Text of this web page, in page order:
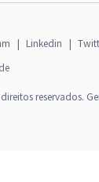
| Linkedin |
reservados.